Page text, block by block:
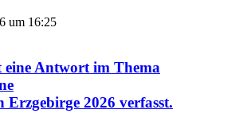
um 16:25
eine Antwort im Thema
Erzgebirge 2026 verfasst.